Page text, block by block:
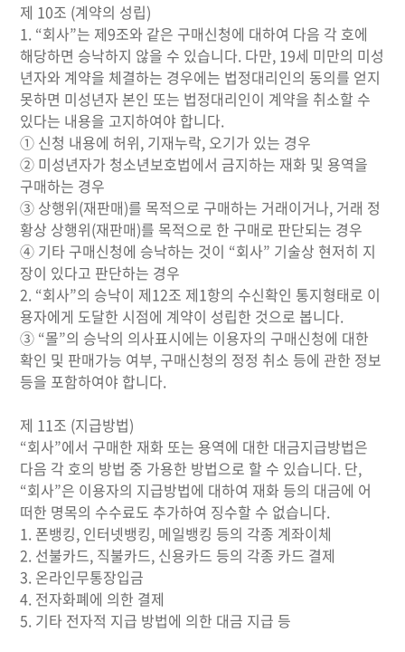
제 10조 (계약의 성립)
1. “회사”는 제9조와 같은 구매신청에 대하여 다음 각 호에
해당하면 승낙하지 않을 수 있습니다. 다만, 19세 미만의 미성
년자와 계약을 체결하는 경우에는 법정대리인의 동의를 얻지
못하면 미성년자 본인 또는 법정대리인이 계약을 취소할 수
있다는 내용을 고지하여야 합니다.
① 신청 내용에 허위, 기재누락, 오기가 있는 경우
② 미성년자가 청소년보호법에서 금지하는 재화 및 용역을
구매하는 경우
③ 상행위(재판매)를 목적으로 구매하는 거래이거나, 거래 정
황상 상행위(재판매)를 목적으로 한 구매로 판단되는 경우
④ 기타 구매신청에 승낙하는 것이 “회사” 기술상 현저히 지
장이 있다고 판단하는 경우
2. “회사”의 승낙이 제12조 제1항의 수신확인 통지형태로 이
용자에게 도달한 시점에 계약이 성립한 것으로 봅니다.
③ “몰”의 승낙의 의사표시에는 이용자의 구매신청에 대한
확인 및 판매가능 여부, 구매신청의 정정 취소 등에 관한 정보
등을 포함하여야 합니다.
제 11조 (지급방법)
“회사”에서 구매한 재화 또는 용역에 대한 대금지급방법은
다음 각 호의 방법 중 가용한 방법으로 할 수 있습니다. 단,
“회사”은 이용자의 지급방법에 대하여 재화 등의 대금에 어
떠한 명목의 수수료도 추가하여 징수할 수 없습니다.
1. 폰뱅킹, 인터넷뱅킹, 메일뱅킹 등의 각종 계좌이체
2. 선불카드, 직불카드, 신용카드 등의 각종 카드 결제
3. 온라인무통장입금
4. 전자화폐에 의한 결제
5. 기타 전자적 지급 방법에 의한 대금 지급 등